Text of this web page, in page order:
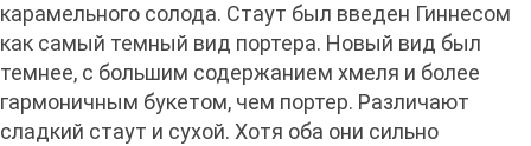
карамельного солода. Стаут был введен Гиннесом
как самый темный вид портера. Новый вид был
темнее, с большим содержанием хмеля и более
гармоничным букетом, чем портер. Различают
сладкий стаут и сухой. Хотя оба они сильно